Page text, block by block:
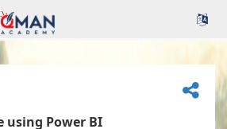
using Power BI